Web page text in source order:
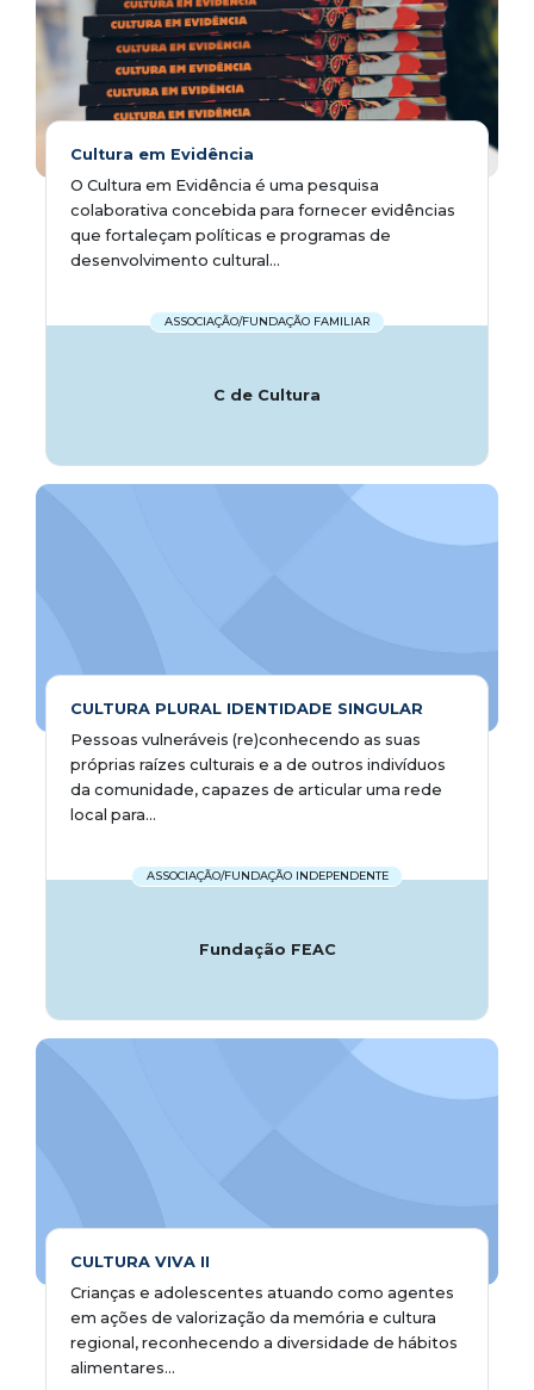
Cultura em Evidência
O Cultura em Evidência é uma pesquisa
colaborativa concebida para fornecer evidências
que fortaleçam políticas e programas de
desenvolvimento cultural...
ASSOCIAÇÃO/FUNDAÇÃO FAMILIAR
C de Cultura
CULTURA PLURAL IDENTIDADE SINGULAR
Pessoas vulneráveis (re)conhecendo as suas
próprias raízes culturais e a de outros indivíduos
da comunidade, capazes de articular uma rede
local para...
ASSOCIAÇÃO/FUNDAÇÃO INDEPENDENTE
Fundação FEAC
CULTURA VIVA II
Crianças e adolescentes atuando como agentes
em ações de valorização da memória e cultura
regional, reconhecendo a diversidade de hábitos
alimentares...